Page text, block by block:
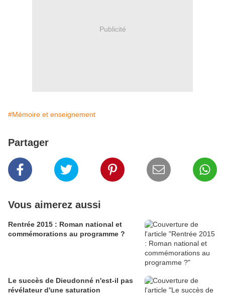
Publicité
#Mémoire et enseignement
Partager
Vous aimerez aussi
Rentrée 2015 : Roman national et
commémorations au programme ?
Le succès de Dieudonné n'est-il pas
révélateur d'une saturation